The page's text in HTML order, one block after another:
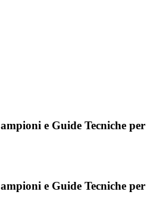
e Guide Tecniche per
e Guide Tecniche per